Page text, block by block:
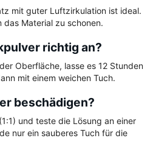
mit guter Luftzirkulation ist ideal.
das Material zu schonen.
richtig an?
Oberfläche, lasse es 12 Stunden
mit einem weichen Tuch.
beschädigen?
und teste die Lösung an einer
nur ein sauberes Tuch für die